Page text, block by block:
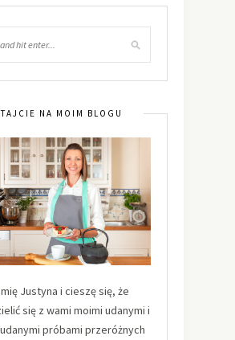
NA MOIM BLOGU
Justyna i cieszę się, że
się z wami moimi udanymi i
próbami przeróżnych